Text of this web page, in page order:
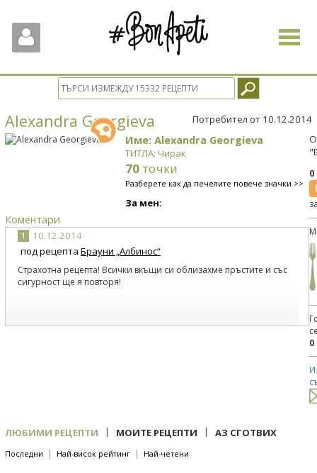
Toggle
Alexandra Georgieva Потребител от 10.12.2014
Име: Alexandra Georgieva
ТИТЛА: Чирак
70 точки
Разберете как да печелите повече значки >>
За мен:
Коментари
1
10.12.2014
под рецепта Брауни „Албинос“
Страхотна рецепта! Всички вкъщи си облизахме пръстите и със
сигурност ще я повторя!
0
ЛЮБИМИ РЕЦЕПТИ | МОИТЕ РЕЦЕПТИ | АЗ СГОТВИХ
Последни | Най-висок рейтинг | Най-четени